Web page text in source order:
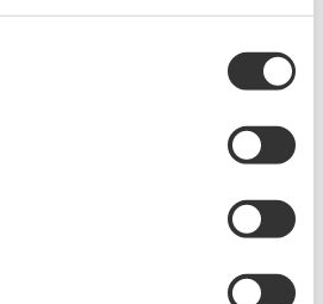
価格 ¥55,000 （税抜）
わせ・ご相談ください。